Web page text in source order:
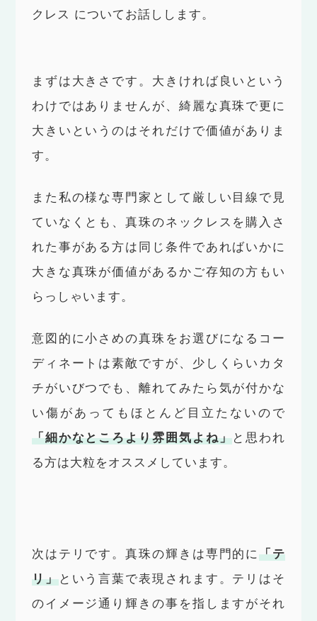
クレス についてお話しします。
まずは大きさです。大きければ良いという
わけではありませんが、綺麗な真珠で更に
大きいというのはそれだけで価値がありま
す。
また私の様な専門家として厳しい目線で見
ていなくとも、真珠のネックレスを購入さ
れた事がある方は同じ条件であればいかに
大きな真珠が価値があるかご存知の方もい
らっしゃいます。
意図的に小さめの真珠をお選びになるコー
ディネートは素敵ですが、少しくらいカタ
チがいびつでも、離れてみたら気が付かな
い傷があってもほとんど目立たないので
「細かなところより雰囲気よね」と思われ
る方は大粒をオススメしています。
次はテリです。真珠の輝きは専門的に「テ
リ」という言葉で表現されます。テリはそ
のイメージ通り輝きの事を指しますがそれ